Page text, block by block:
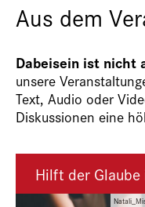
Aus dem
Dabeisein ist nicht
unsere
Text, Audio oder
Diskussionen eine
Hilft der Glaube